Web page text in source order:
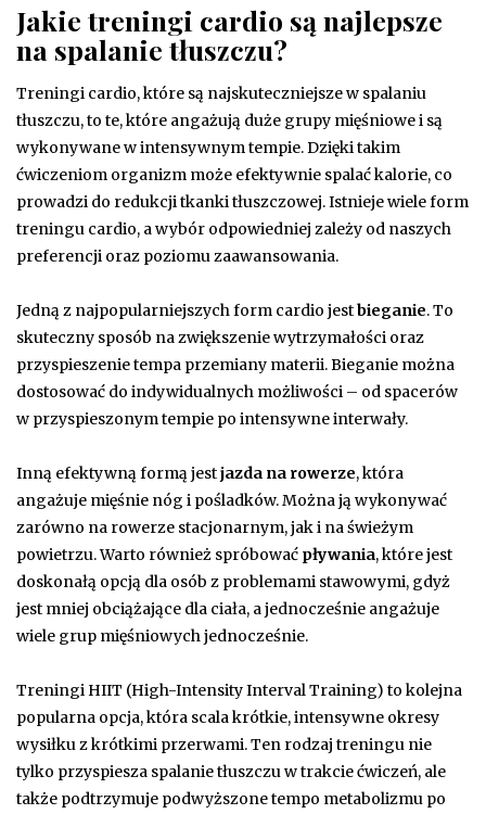
Jakie treningi cardio są najlepsze
na spalanie tłuszczu?
Treningi cardio, które są najskuteczniejsze w spalaniu
tłuszczu, to te, które angażują duże grupy mięśniowe i są
wykonywane w intensywnym tempie. Dzięki takim
ćwiczeniom organizm może efektywnie spalać kalorie, co
prowadzi do redukcji tkanki tłuszczowej. Istnieje wiele form
treningu cardio, a wybór odpowiedniej zależy od naszych
preferencji oraz poziomu zaawansowania.
Jedną z najpopularniejszych form cardio jestbieganie. To
skuteczny sposób na zwiększenie wytrzymałości oraz
przyspieszenie tempa przemiany materii. Bieganie można
dostosować do indywidualnych możliwości – od spacerów
w przyspieszonym tempie po intensywne interwały.
Inną efektywną formą jestjazda na rowerze, która
angażuje mięśnie nóg i pośladków. Można ją wykonywać
zarówno na rowerze stacjonarnym, jak i na świeżym
powietrzu. Warto również spróbować pływania, które jest
doskonałą opcją dla osób z problemami stawowymi, gdyż
jest mniej obciążające dla ciała, a jednocześnie angażuje
wiele grup mięśniowych jednocześnie.
Treningi HIIT (High-Intensity Interval Training) to kolejna
popularna opcja, która scala krótkie, intensywne okresy
wysiłku z krótkimi przerwami. Ten rodzaj treningu nie
tylko przyspiesza spalanie tłuszczu w trakcie ćwiczeń, ale
także podtrzymuje podwyższone tempo metabolizmu po